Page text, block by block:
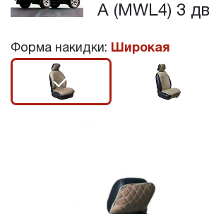
A (MWL4) 3
Форма накидки: Широкая
r